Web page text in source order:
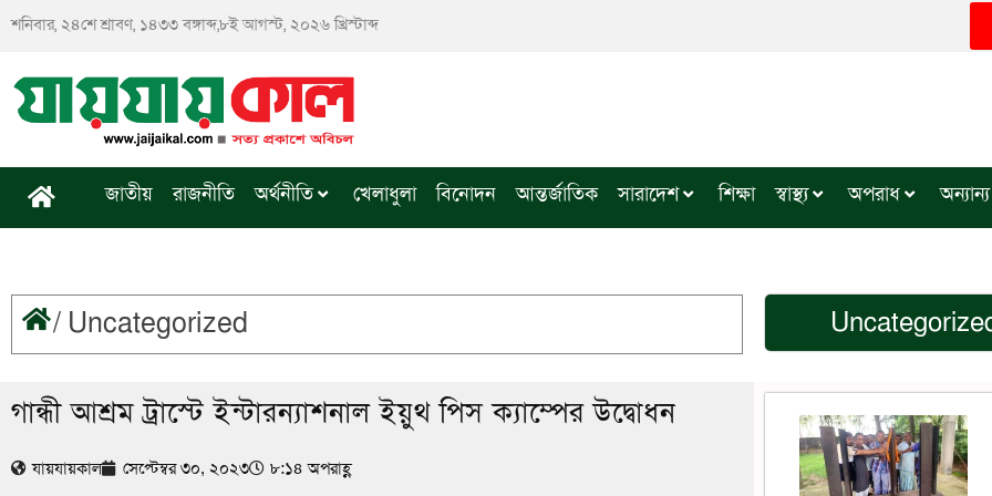
Skip
শনিবার, ২৪শে শ্রাবণ, ১৪৩৩ বঙ্গাব্দ,৮ই আগস্ট, ২০২৬ খ্রিস্টাব্দ
জাতীয় রাজনীতি অর্থনীতি খেলাধুলা বিনোদন আন্তর্জাতিক সারাদেশ শিক্ষা স্বাস্থ্য অপরাধ অন্যান্য
/ Uncategorized
গান্ধী আশ্রম ট্রাস্টে ইন্টারন্যাশনাল ইয়ুথ পিস ক্যাম্পের উদ্বোধন
যায়যায়কাল সেপ্টেম্বর ৩০, ২০২৩ ৮:১৪ অপরাহ্ণ